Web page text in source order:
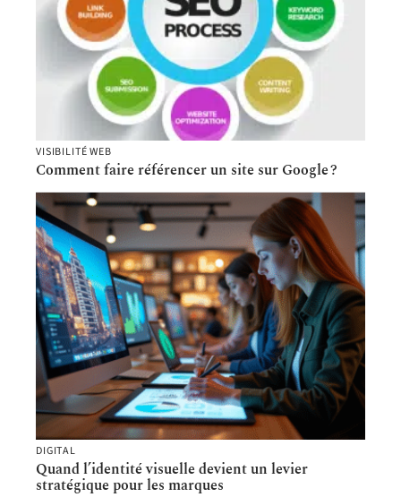
VISIBILITÉ WEB
Comment faire référencer un site sur Google ?
DIGITAL
Quand l’identité visuelle devient un levier
stratégique pour les marques